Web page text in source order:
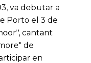
va debutar a
Porto el 3 de
cantant
de
en